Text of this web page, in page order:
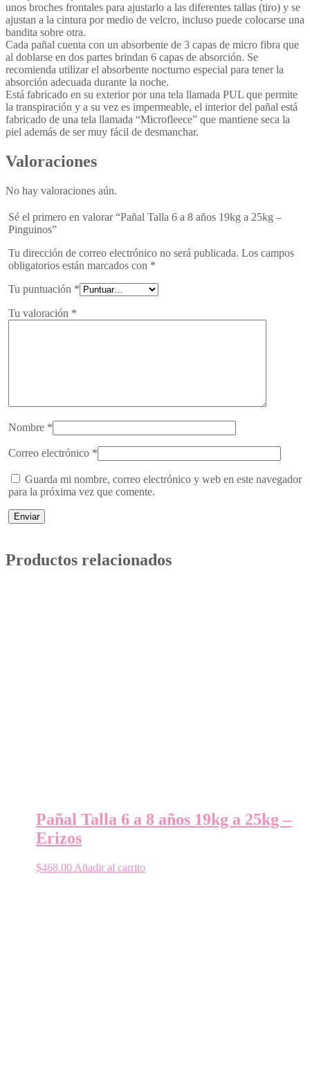
unos broches frontales para ajustarlo a las diferentes tallas (tiro) y se
ajustan a la cintura por medio de velcro, incluso puede colocarse una
bandita sobre otra.
Cada pañal cuenta con un absorbente de 3 capas de micro fibra que
al doblarse en dos partes brindan 6 capas de absorción. Se
recomienda utilizar el absorbente nocturno especial para tener la
absorción adecuada durante la noche.
Está fabricado en su exterior por una tela llamada PUL que permite
la transpiración y a su vez es impermeable, el interior del pañal está
fabricado de una tela llamada “Microfleece” que mantiene seca la
piel además de ser muy fácil de desmanchar.
Valoraciones
No hay valoraciones aún.
Sé el primero en valorar “Pañal Talla 6 a 8 años 19kg a 25kg –
Pinguinos”
Tu dirección de correo electrónico no será publicada. Los campos
obligatorios están marcados con *
Tu puntuación *
Tu valoración *
Nombre *
Correo electrónico *
Guarda mi nombre, correo electrónico y web en este navegador
para la próxima vez que comente.
Productos relacionados
Pañal Talla 6 a 8 años 19kg a 25kg –
Erizos
$468.00 Añadir al carrito